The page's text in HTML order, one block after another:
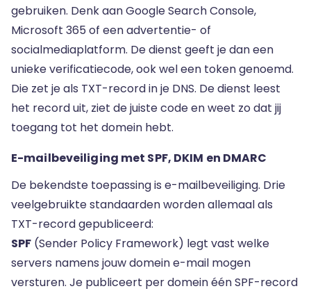
gebruiken. Denk aan Google Search Console,
Microsoft 365 of een advertentie- of
socialmediaplatform. De dienst geeft je dan een
unieke verificatiecode, ook wel een token genoemd.
Die zet je als TXT-record in je DNS. De dienst leest
het record uit, ziet de juiste code en weet zo dat jij
toegang tot het domein hebt.
E-mailbeveiliging met SPF, DKIM en DMARC
De bekendste toepassing is e-mailbeveiliging. Drie
veelgebruikte standaarden worden allemaal als
TXT-record gepubliceerd:
SPF (Sender Policy Framework) legt vast welke
servers namens jouw domein e-mail mogen
versturen. Je publiceert per domein één SPF-record